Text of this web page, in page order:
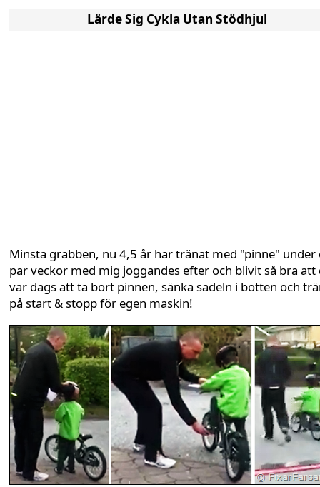
Lärde Sig Cykla Utan Stödhjul
Minsta grabben, nu 4,5 år har tränat med "pinne" under
par veckor med mig joggandes efter och blivit så bra att
var dags att ta bort pinnen, sänka sadeln i botten och
på start & stopp för egen maskin!